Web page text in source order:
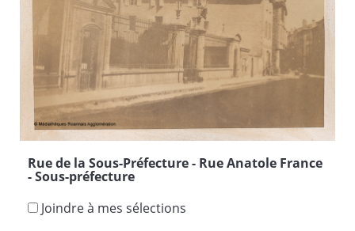
Rue de la Sous-Préfecture - Rue Anatole France
- Sous-préfecture
Joindre à mes sélections